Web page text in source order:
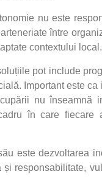
nu este
între
contextului local.
pot include
Important este
nu înseamnă
în care fiecare
este dezvoltarea
responsabilitate,